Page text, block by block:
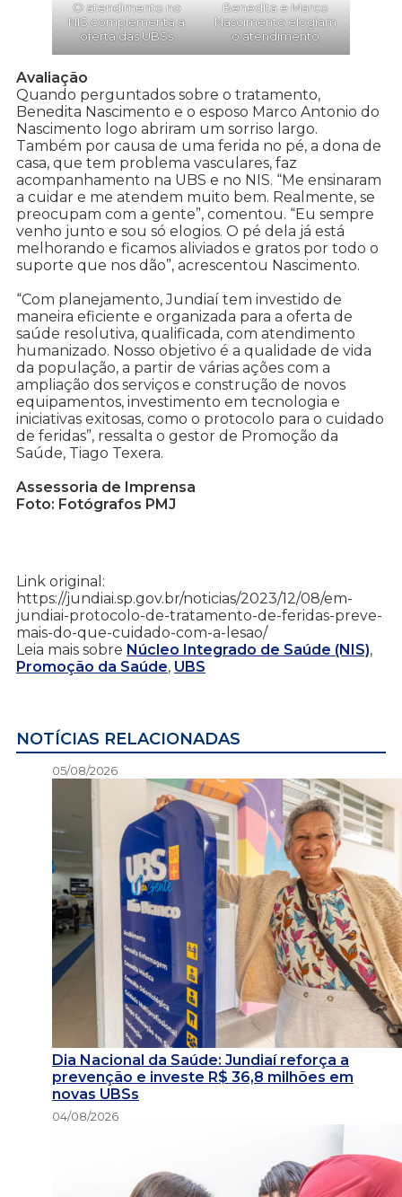
O atendimento no
NIS complementa a
oferta das UBSs
Benedita e Marco
Nascimento elogiam
o atendimento
Avaliação
Quando perguntados sobre o tratamento,
Benedita Nascimento e o esposo Marco Antonio do
Nascimento logo abriram um sorriso largo.
Também por causa de uma ferida no pé, a dona de
casa, que tem problema vasculares, faz
acompanhamento na UBS e no NIS. “Me ensinaram
a cuidar e me atendem muito bem. Realmente, se
preocupam com a gente”, comentou. “Eu sempre
venho junto e sou só elogios. O pé dela já está
melhorando e ficamos aliviados e gratos por todo o
suporte que nos dão”, acrescentou Nascimento.
“Com planejamento, Jundiaí tem investido de
maneira eficiente e organizada para a oferta de
saúde resolutiva, qualificada, com atendimento
humanizado. Nosso objetivo é a qualidade de vida
da população, a partir de várias ações com a
ampliação dos serviços e construção de novos
equipamentos, investimento em tecnologia e
iniciativas exitosas, como o protocolo para o cuidado
de feridas”, ressalta o gestor de Promoção da
Saúde, Tiago Texera.
Assessoria de Imprensa
Foto: Fotógrafos PMJ
Link original:
https://jundiai.sp.gov.br/noticias/2023/12/08/em-
jundiai-protocolo-de-tratamento-de-feridas-preve-
mais-do-que-cuidado-com-a-lesao/
Leia mais sobre Núcleo Integrado de Saúde (NIS),
Promoção da Saúde, UBS
NOTÍCIAS RELACIONADAS
05/08/2026
Dia Nacional da Saúde: Jundiaí reforça a
prevenção e investe R$ 36,8 milhões em
novas UBSs
04/08/2026